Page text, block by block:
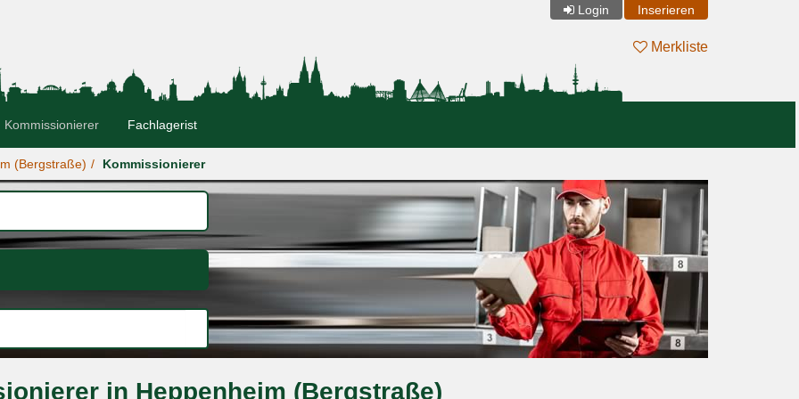
Login Inserieren
Merkliste
Kommissionierer Fachlagerist
(Bergstraße) Kommissionierer
in Heppenheim (Bergstraße)